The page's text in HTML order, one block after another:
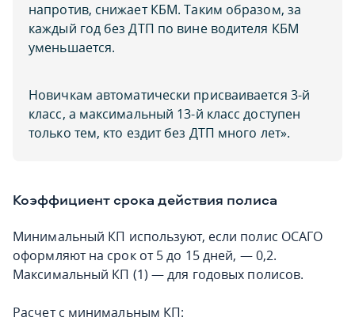
напротив, снижает КБМ. Таким образом, за
каждый год без ДТП по вине водителя КБМ
уменьшается.
Новичкам автоматически присваивается 3-й
класс, а максимальный 13-й класс доступен
только тем, кто ездит без ДТП много лет».
Коэффициент срока действия полиса
Минимальный КП используют, если полис ОСАГО
оформляют на срок от 5 до 15 дней, — 0,2.
Максимальный КП (1) — для годовых полисов.
Расчет с минимальным КП: